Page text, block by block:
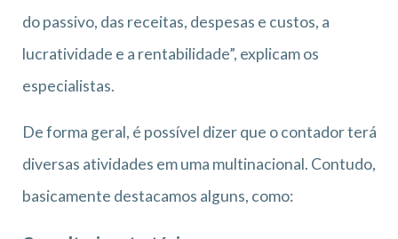
do passivo, das receitas, despesas e custos, a
lucratividade e a rentabilidade”, explicam os
especialistas.
De forma geral, é possível dizer que o contador terá
diversas atividades em uma multinacional. Contudo,
basicamente destacamos alguns, como: